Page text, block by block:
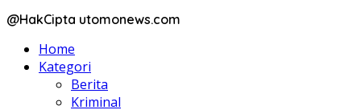
@HakCipta utomonews.com
Home
Kategori
Berita
Kriminal